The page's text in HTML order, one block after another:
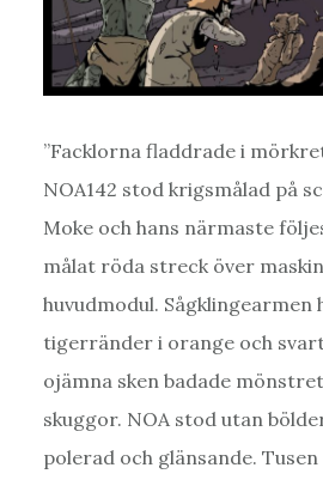
”Facklorna fladdrade i
NOA142 stod krigsmålad på
Moke och hans närmaste
målat röda streck över
huvudmodul. Sågklingearmen
tigerränder i orange och
ojämna sken badade
skuggor. NOA stod utan
polerad och glänsande.